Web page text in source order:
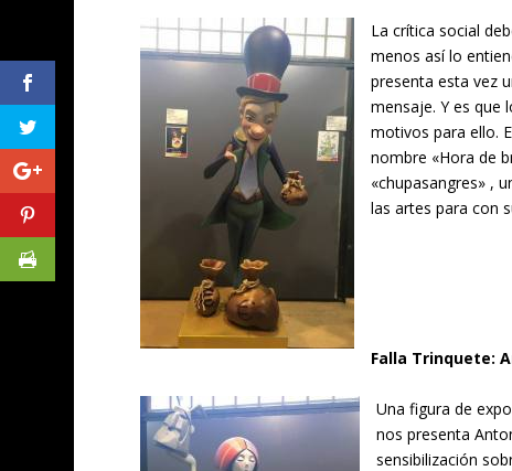
La crítica social
menos así lo
presenta esta vez
mensaje. Y es que
motivos para ello.
nombre «Hora de
«chupasangres» ,
las artes para con
Falla Trinquete:
Una figura de
nos presenta
sensibilización